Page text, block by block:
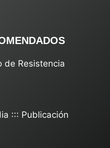
de Resistencia
::: Publicación